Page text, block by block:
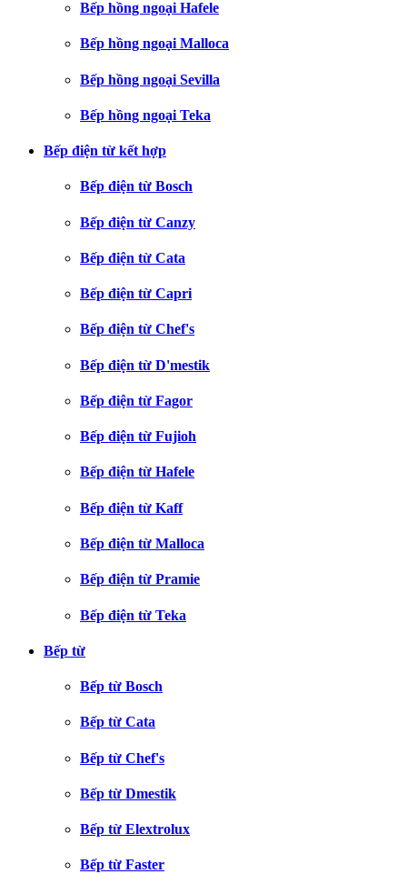
Bếp hồng ngoại Hafele
Bếp hồng ngoại Malloca
Bếp hồng ngoại Sevilla
Bếp hồng ngoại Teka
Bếp điện từ kết hợp
Bếp điện từ Bosch
Bếp điện từ Canzy
Bếp điện từ Cata
Bếp điện từ Capri
Bếp điện từ Chef's
Bếp điện từ D'mestik
Bếp điện từ Fagor
Bếp điện từ Fujioh
Bếp điện từ Hafele
Bếp điện từ Kaff
Bếp điện từ Malloca
Bếp điện từ Pramie
Bếp điện từ Teka
Bếp từ
Bếp từ Bosch
Bếp từ Cata
Bếp từ Chef's
Bếp từ Dmestik
Bếp từ Elextrolux
Bếp từ Faster